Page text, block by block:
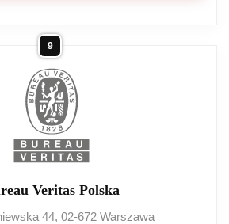
9
Veritas Polska
44, 02-672 Warszawa